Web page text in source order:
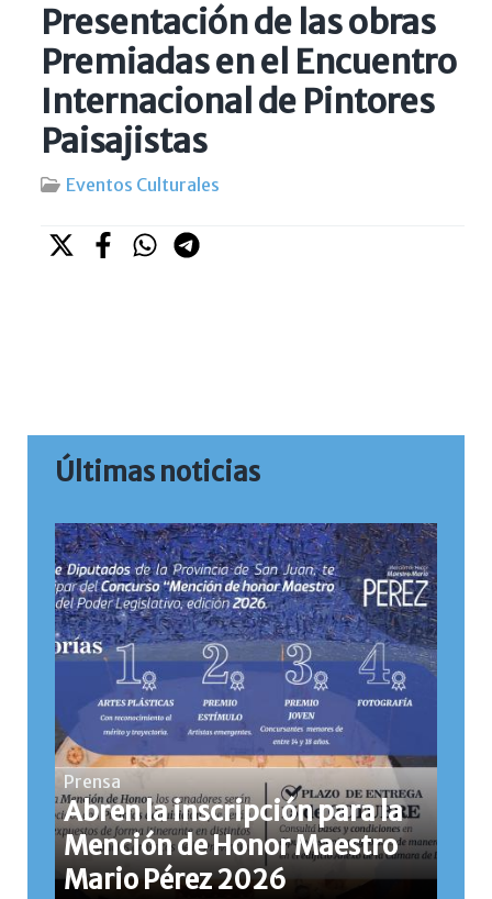
Presentación de las obras
Premiadas en el Encuentro
Internacional de Pintores
Paisajistas
Eventos Culturales
Últimas noticias
Prensa
Abren la inscripción para la
Mención de Honor Maestro
Mario Pérez 2026